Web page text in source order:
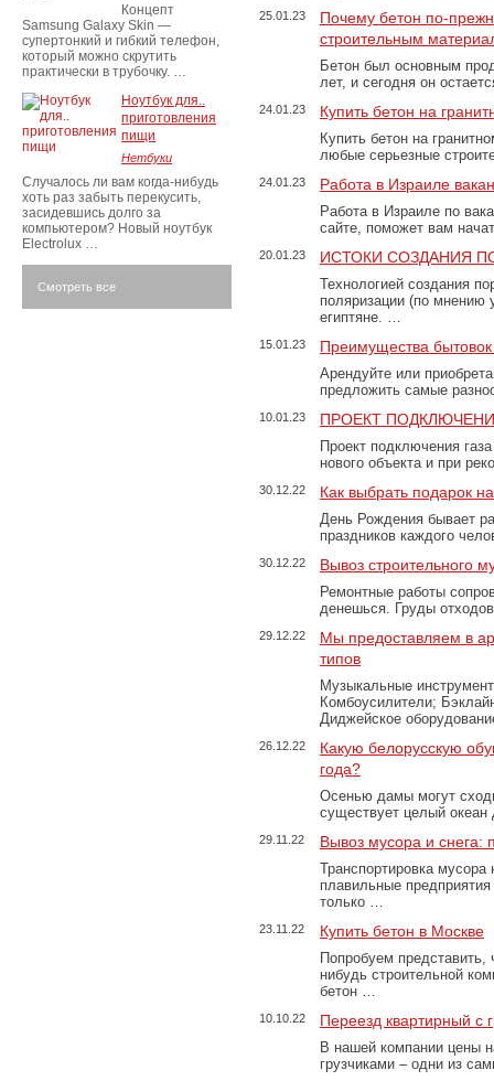
25.01.23
Почему бетон по-
строительным
Бетон был основным
лет, и сегодня он
24.01.23 Купить бетон на
Купить бетон на
любые серьезные
24.01.23 Работа в Израиле
Работа в Израиле по
сайте, поможет вам
20.01.23 ИСТОКИ СОЗДАНИЯ
Технологией создания
поляризации (по
египтяне. …
15.01.23 Преимущества
Арендуйте или
предложить самые
10.01.23 ПРОЕКТ
Проект подключения
нового объекта и при
30.12.22 Как выбрать подарок
День Рождения бывает
праздников каждого
30.12.22 Вывоз строительного
Ремонтные работы
денешься. Груды
29.12.22
Мы предоставляем в
типов
Музыкальные
Комбоусилители;
Диджейское
26.12.22
Какую белорусскую
года?
Осенью дамы могут
существует целый
29.11.22 Вывоз мусора и
Транспортировка
плавильные
только …
23.11.22 Купить бетон в Москве
Попробуем представить,
нибудь строительной
бетон …
10.10.22 Переезд квартирный с
В нашей компании цены
грузчиками – одни из
Концепт
Samsung Galaxy Skin —
супертонкий и гибкий телефон,
который можно скрутить
практически в трубочку. …
Ноутбук для..
приготовления
пищи
Нетбуки
Случалось ли вам когда-нибудь
хоть раз забыть перекусить,
засидевшись долго за
компьютером? Новый ноутбук
Electrolux …
Смотреть все